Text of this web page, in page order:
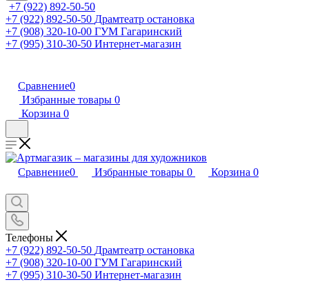
+7 (922) 892-50-50
+7 (922) 892-50-50 Драмтеатр остановка
+7 (908) 320-10-00 ГУМ Гагаринский
+7 (995) 310-30-50 Интернет-магазин
Сравнение0
Избранные товары 0
Корзина 0
Сравнение0 Избранные товары 0 Корзина 0
Телефоны
+7 (922) 892-50-50 Драмтеатр остановка
+7 (908) 320-10-00 ГУМ Гагаринский
+7 (995) 310-30-50 Интернет-магазин